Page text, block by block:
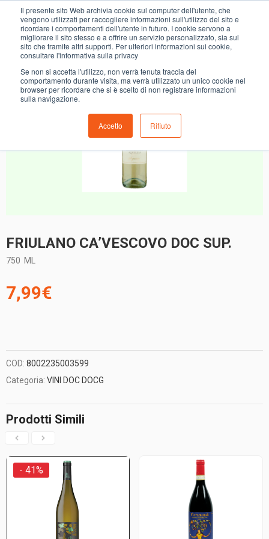
Il presente sito Web archivia cookie sul computer dell'utente, che
vengono utilizzati per raccogliere informazioni sull'utilizzo del sito e
ricordare i comportamenti dell'utente in futuro. I cookie servono a
migliorare il sito stesso e a offrire un servizio personalizzato, sia sul
sito che tramite altri supporti. Per ulteriori informazioni sui cookie,
consultare l'informativa sulla privacy
Se non si accetta l'utilizzo, non verrà tenuta traccia del
comportamento durante visita, ma verrà utilizzato un unico cookie nel
browser per ricordare che si è scelto di non registrare informazioni
sulla navigazione.
Accetto Rifiuto
FRIULANO CA’VESCOVO DOC SUP.
FRIULANO CA’VESCOVO DOC SUP.
750 ML
7,99€
COD: 8002235003599
Categoria: VINI DOC DOCG
Prodotti Simili
- 41%